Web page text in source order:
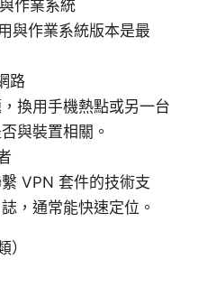
作業系統
與作業系統版本是最
路
換用手機熱點或另一台
與裝置相關。
VPN 套件的技術支
，通常能快速定位。
）